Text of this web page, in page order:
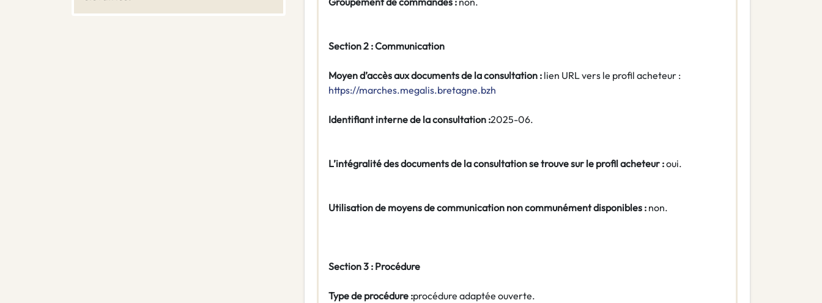
Section 2 : Communication
Moyen d’accès aux documents de la consultation : lien URL vers le profil acheteur :
https://marches.megalis.bretagne.bzh
Identifiant interne de la consultation :2025-06.
L’intégralité des documents de la consultation se trouve sur le profil acheteur :oui.
Utilisation de moyens de communication non communément disponibles : non.
Section 3 : Procédure
Type de procédure :procédure adaptée ouverte.